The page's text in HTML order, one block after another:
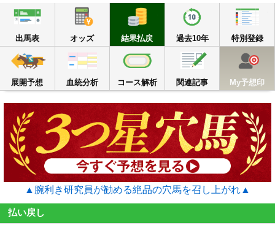
出馬表 オッズ
結果払戻
結果払戻
過去10年
過去10年
特別登録
展開予想
展開予想
血統分析
血統分析
コース解析
コース解析
関連記事
関連記事 My予想印
▲腕利き研究員が勧める絶品の穴馬を召し上がれ▲
払い戻し